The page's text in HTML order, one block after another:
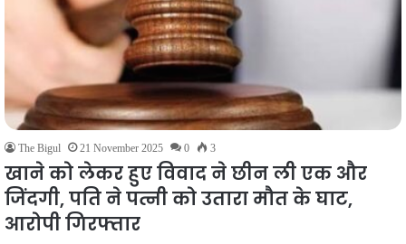
The Bigul 21 November 2025 0 3
खाने को लेकर हुए विवाद ने छीन ली एक और
जिंदगी, पति ने पत्नी को उतारा मौत के घाट,
आरोपी गिरफ्तार